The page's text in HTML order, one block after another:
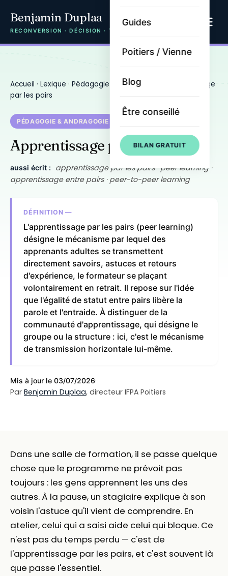
Benjamin Duplaa
RECONVERSION · DÉCISION · TRAJECTOIRE
Guides
Poitiers / Vienne
Blog
Être conseillé
BILAN GRATUIT
Accueil · Lexique · Pédagogie & andragogie
· Apprentissage
par les pairs
PÉDAGOGIE & ANDRAGOGIE
Apprentissage par les pairs
aussi écrit :
apprentissage par les pairs · peer learning ·
apprentissage entre pairs · peer-to-peer learning
DÉFINITION —
L'apprentissage par les pairs (peer learning)
désigne le mécanisme par lequel des
apprenants adultes se transmettent
directement savoirs, astuces et retours
d'expérience, le formateur se plaçant
volontairement en retrait. Il repose sur l'idée
que l'égalité de statut entre pairs libère la
parole et l'entraide. À distinguer de la
communauté d'apprentissage, qui désigne le
groupe ou la structure : ici, c'est le mécanisme
de transmission horizontale lui-même.
Mis à jour le 03/07/2026·
Par Benjamin Duplaa, directeur IFPA Poitiers
Dans une salle de formation, il se passe quelque
chose que le programme ne prévoit pas
toujours : les gens apprennent les uns des
autres. À la pause, un stagiaire explique à son
voisin l'astuce qu'il vient de comprendre. En
atelier, celui qui a saisi aide celui qui bloque. Ce
n'est pas du temps perdu — c'est de
l'apprentissage par les pairs, et c'est souvent là
que passe l'essentiel.